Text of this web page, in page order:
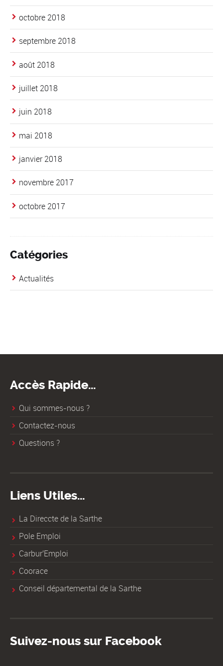
octobre 2018
septembre 2018
août 2018
juillet 2018
juin 2018
mai 2018
janvier 2018
novembre 2017
octobre 2017
Catégories
Actualités
Accès Rapide…
Qui sommes-nous ?
Contactez-nous
Questions ?
Liens Utiles…
La Direccte de la Sarthe
Pole Emploi
Carbur'Emploi
Coorace
Conseil départemental de la Sarthe
Suivez-nous sur Facebook